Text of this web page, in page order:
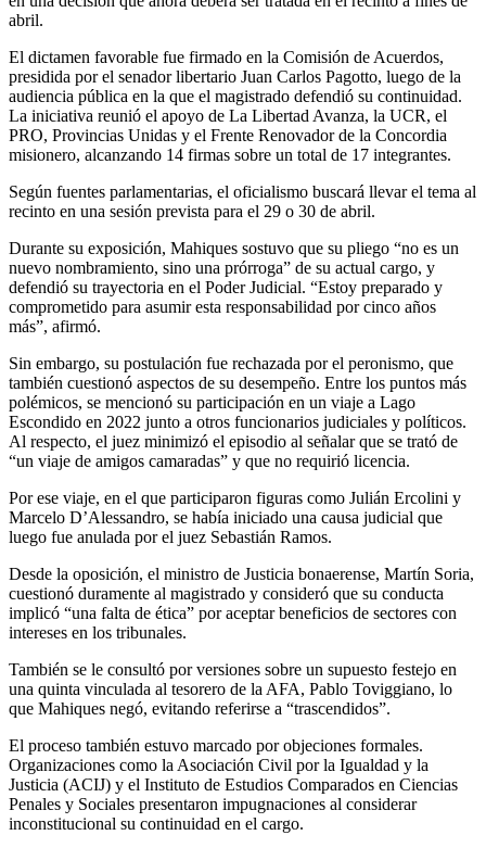
abril.
El dictamen favorable fue firmado en la Comisión de Acuerdos,
presidida por el senador libertario Juan Carlos Pagotto, luego de la
audiencia pública en la que el magistrado defendió su continuidad.
La iniciativa reunió el apoyo de La Libertad Avanza, la UCR, el
PRO, Provincias Unidas y el Frente Renovador de la Concordia
misionero, alcanzando 14 firmas sobre un total de 17 integrantes.
Según fuentes parlamentarias, el oficialismo buscará llevar el tema al
recinto en una sesión prevista para el 29 o 30 de abril.
Durante su exposición, Mahiques sostuvo que su pliego “no es un
nuevo nombramiento, sino una prórroga” de su actual cargo, y
defendió su trayectoria en el Poder Judicial. “Estoy preparado y
comprometido para asumir esta responsabilidad por cinco años
más”, afirmó.
Sin embargo, su postulación fue rechazada por el peronismo, que
también cuestionó aspectos de su desempeño. Entre los puntos más
polémicos, se mencionó su participación en un viaje a Lago
Escondido en 2022 junto a otros funcionarios judiciales y políticos.
Al respecto, el juez minimizó el episodio al señalar que se trató de
“un viaje de amigos camaradas” y que no requirió licencia.
Por ese viaje, en el que participaron figuras como Julián Ercolini y
Marcelo D’Alessandro, se había iniciado una causa judicial que
luego fue anulada por el juez Sebastián Ramos.
Desde la oposición, el ministro de Justicia bonaerense, Martín Soria,
cuestionó duramente al magistrado y consideró que su conducta
implicó “una falta de ética” por aceptar beneficios de sectores con
intereses en los tribunales.
También se le consultó por versiones sobre un supuesto festejo en
una quinta vinculada al tesorero de la AFA, Pablo Toviggiano, lo
que Mahiques negó, evitando referirse a “trascendidos”.
El proceso también estuvo marcado por objeciones formales.
Organizaciones como la Asociación Civil por la Igualdad y la
Justicia (ACIJ) y el Instituto de Estudios Comparados en Ciencias
Penales y Sociales presentaron impugnaciones al considerar
inconstitucional su continuidad en el cargo.